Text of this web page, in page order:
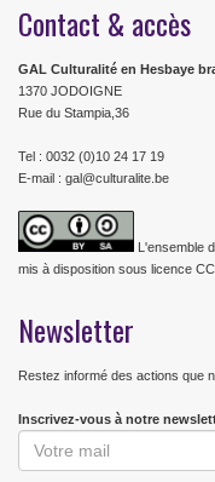
Contact & accès
GAL Culturalité en Hesbaye
1370 JODOIGNE
Rue du Stampia,36
Tel : 0032 (0)10 24 17 19
E-mail : gal@culturalite.be
L'ensemble
mis à disposition sous licence
Newsletter
Restez informé des actions que
Inscrivez-vous à notre